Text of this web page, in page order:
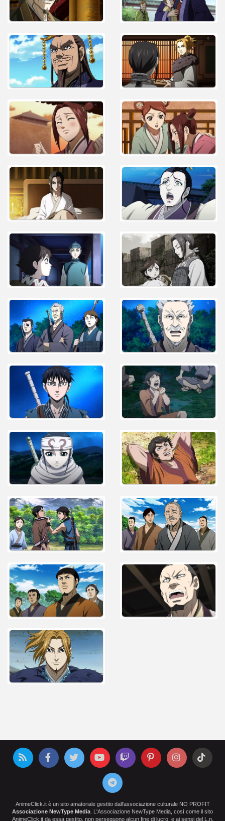
AnimeClick.it è un sito amatoriale gestito dall'associazione culturale NO PROFIT
Associazione NewType Media . L'Associazione NewType Media, così come il sito
AnimeClick.it da essa gestito, non perseguono alcun fine di lucro, e ai sensi del L.n.